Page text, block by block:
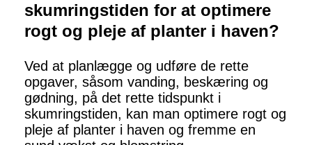
skumringstiden for at optimere
rogt og pleje af planter i haven?
Ved at planlægge og udføre de rette
opgaver, såsom vanding, beskæring og
gødning, på det rette tidspunkt i
skumringstiden, kan man optimere rogt og
pleje af planter i haven og fremme en